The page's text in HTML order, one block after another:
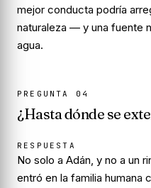
mejor conducta podría
naturaleza — y una fuente
agua.
PREGUNTA 04
¿Hasta dónde se
RESPUESTA
No solo a Adán, y no a un
entró en la familia humana